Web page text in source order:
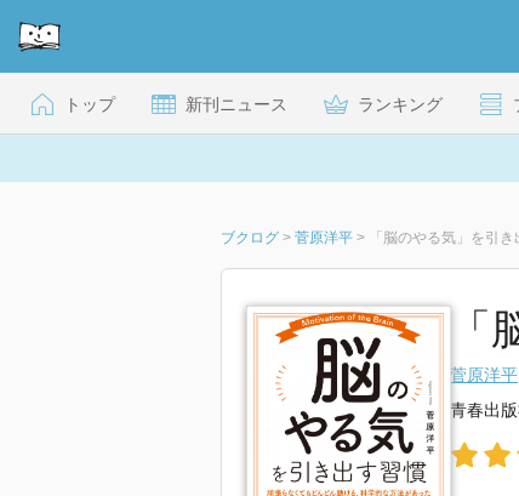
トップ 新刊ニュース ランキング
ブクログ > 菅原洋平 > 「脳のやる気」を引
菅原洋平
青春出